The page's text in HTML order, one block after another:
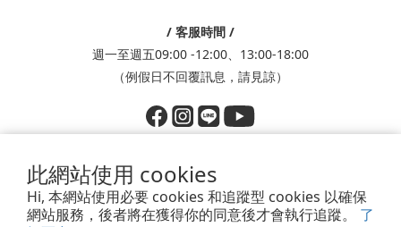
此網站使用 cookies
Hi, 本網站使用必要 cookies 和追蹤型 cookies 以確保
網站服務，後者將在獲得你的同意後才會執行追蹤。 了
/ 客服時間 /
週一至週五09:00 -12:00、13:00-18:00
（例假日不回覆訊息，請見諒）
Powered by SHOPLINE
香港商鈦德股份有限公司台灣分公司│統編：83793718